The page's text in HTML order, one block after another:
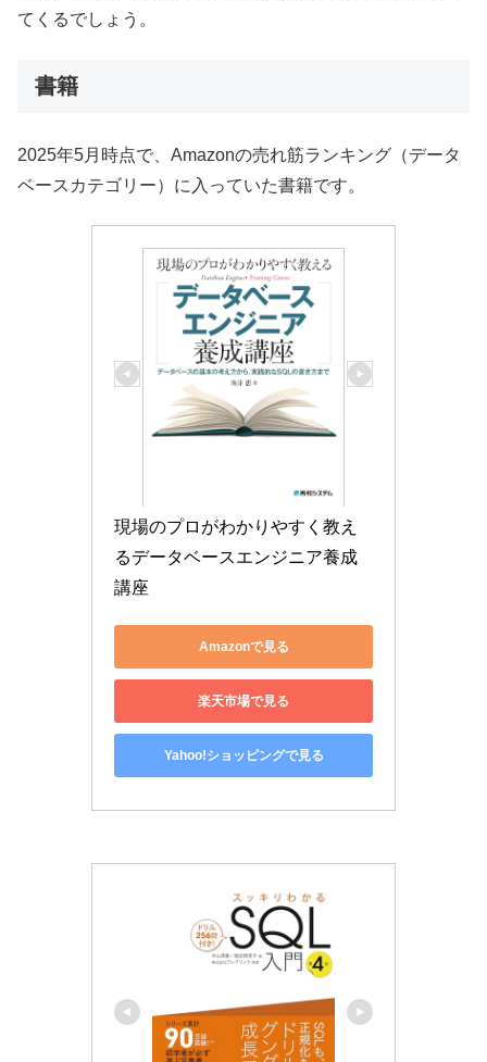
てくるでしょう。
書籍
2025年5月時点で、Amazonの売れ筋ランキング（データ
ベースカテゴリー）に入っていた書籍です。
現場のプロがわかりやすく教え
るデータベースエンジニア養成
講座
Amazonで見る
楽天市場で見る
Yahoo!ショッピングで見る